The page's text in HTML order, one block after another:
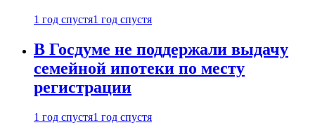
1 год спустя1 год спустя
В Госдуме не поддержали выдачу
семейной ипотеки по месту
регистрации
1 год спустя1 год спустя